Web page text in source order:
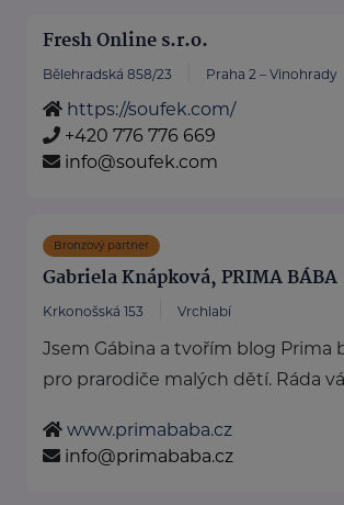
Fresh Online s.r.o.
Bělehradská 858/23 Praha 2 – Vinohrady
https://soufek.com/
+420 776 776 669
info@soufek.com
Bronzový partner
Gabriela Knápková, PRIMA BÁBA
Krkonošská 153 Vrchlabí
Jsem Gábina a tvořím blog Prima
pro prarodiče malých dětí. Ráda
www.primababa.cz
info@primababa.cz